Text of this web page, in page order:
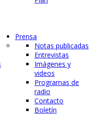
Prensa
Notas publicadas
Entrevistas
Imágenes y
videos
Programas de
radio
Contacto
Boletín